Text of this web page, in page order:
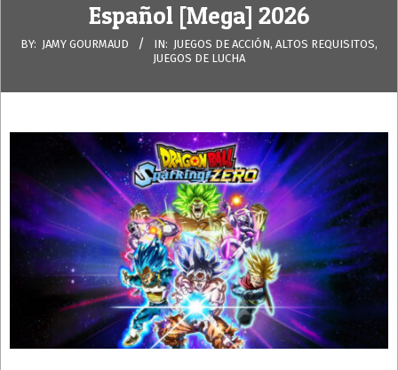
Español [Mega] 2026
BY: JAMY GOURMAUD IN: JUEGOS DE ACCIÓN, ALTOS REQUISITOS,
JUEGOS DE LUCHA